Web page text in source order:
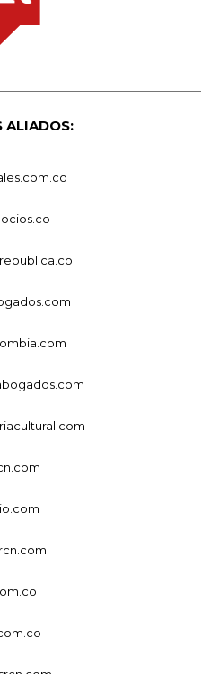
ALIADOS: